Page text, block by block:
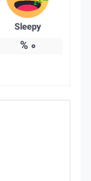
Sleepy
0
%